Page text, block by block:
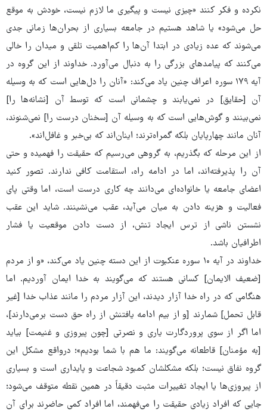
نکرده و فکر کنند «چیزی نیست و پیگیری ما لازم نیست، خودش به موقع
حل می‌شود» یا شاهد هستیم در جامعه بسیاری از بحران‌ها زمانی جدی
می‌شوند که عده زیادی در ابتدا آن‌ها را کم‌اهمیت تلقی و میدان را خالی
می‌کنند که پیامدهای بزرگی را به دنبال می‌آورد. خداوند از این گروه در
آیه ۱۷۹ سوره اعراف چنین یاد می‌کند: «آنان را دل‌هایی است که به وسیله
آن [حقایق] در نمی‌یابند و چشمانی است که توسط آن [نشانه‌ها را]
نمی‌بینند و گوش‌هایی است که به وسیله آن [سخنان درست را] نمی‌شنوند،
آنان مانند چهارپایان بلکه گمراه‌ترند؛ اینان‌اند که بی‌خبر و غافل‌اند».
از این مرحله که بگذریم، به گروهی می‌رسیم که حقیقت را فهمیده‌ و حتی
آن را پذیرفته‌اند، اما در ادامه راه، استقامت کافی ندارند. تصور کنید
اعضای جامعه یا خانواده‌ای می‌دانند چه کاری درست است، اما وقتی پای
فعالیت و هزینه دادن به میان می‌آید، عقب می‌نشینند. شاید این عقب
نشستن ناشی از ترس ایجاد تنش، از دست دادن موقعیت یا فشار
اطرافیان باشد.
خداوند در آیه ۱۰ سوره عنکبوت از این دسته چنین یاد می‌کند، «و از مردم
[ضعیف الایمان] کسانی هستند که می‌گویند به خدا ایمان آوردیم. اما
هنگامی که در راه خدا آزار دیدند، این آزار مردم را مانند عذاب خدا [غیر
قابل تحمل] شمارند [و از بیم ادامه یافتنش از راه حق دست برمی‌دارند]،
اما اگر از سوی پروردگارت یاری و نصرتی [چون پیروزی و غنیمت] بیاید
[به مؤمنان] قاطعانه می‌گویند: ما هم با شما بودیم»؛ درواقع مشکل این
گروه نفاق نیست؛ بلکه مشکلشان کمبود شجاعت و پایداری است و بسیاری
از پیروزی‌ها یا ایجاد تغییرات مثبت دقیقاً در همین نقطه متوقف می‌شود؛
جایی که افراد زیادی حقیقت را می‌فهمند، اما افراد کمی حاضرند برای آن